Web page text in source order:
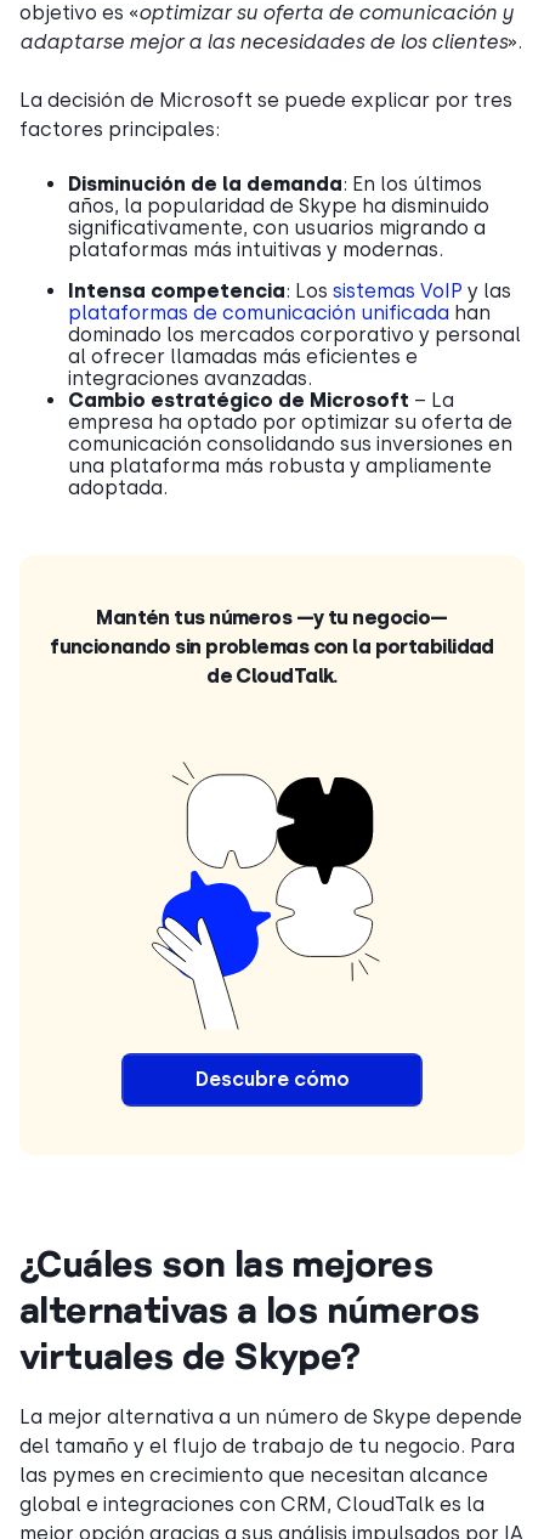
objetivo es «optimizar su oferta de comunicación y
adaptarse mejor a las necesidades de los clientes».
La decisión de Microsoft se puede explicar por tres
factores principales:
Disminución de la demanda: En los últimos
años, la popularidad de Skype ha disminuido
significativamente, con usuarios migrando a
plataformas más intuitivas y modernas.
Intensa competencia: Los sistemas VoIP y las
plataformas de comunicación unificada han
dominado los mercados corporativo y personal
al ofrecer llamadas más eficientes e
integraciones avanzadas.
Cambio estratégico de Microsoft – La
empresa ha optado por optimizar su oferta de
comunicación consolidando sus inversiones en
una plataforma más robusta y ampliamente
adoptada.
Mantén tus números —y tu negocio—
funcionando sin problemas con la portabilidad
de CloudTalk.
Descubre cómo
¿Cuáles son las mejores
alternativas a los números
virtuales de Skype?
La mejor alternativa a un número de Skype depende
del tamaño y el flujo de trabajo de tu negocio. Para
las pymes en crecimiento que necesitan alcance
global e integraciones con CRM, CloudTalk es la
mejor opción gracias a sus análisis impulsados por IA